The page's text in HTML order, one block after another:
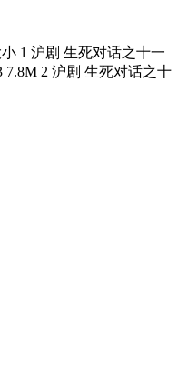
1 沪剧 生死对话之十一
2 沪剧 生死对话之十